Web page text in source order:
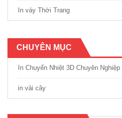
In váy Thời Trang
CHUYÊN MỤC
In Chuyển Nhiệt 3D Chuyên Nghiệp
in vải cây